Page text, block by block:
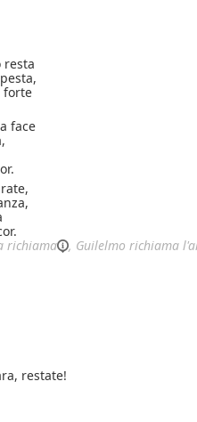
forte
face
richiama , Guilelmo richiama
restate!